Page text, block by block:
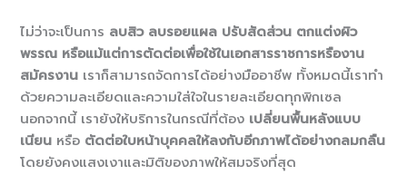
ไม่ว่าจะเป็นการ ลบสิว ลบรอยแผล ปรับสัดส่วน ตกแต่งผิว
พรรณ หรือแม้แต่การตัดต่อเพื่อใช้ในเอกสารราชการหรืองาน
สมัครงาน เราก็สามารถจัดการได้อย่างมืออาชีพ ทั้งหมดนี้เราทำ
ด้วยความละเอียดและความใส่ใจในรายละเอียดทุกพิกเซล
นอกจากนี้ เรายังให้บริการในกรณีที่ต้อง เปลี่ยนพื้นหลังแบบ
เนียน หรือ ตัดต่อใบหน้าบุคคลให้ลงกับอีกภาพได้อย่างกลมกลืน
โดยยังคงแสงเงาและมิติของภาพให้สมจริงที่สุด